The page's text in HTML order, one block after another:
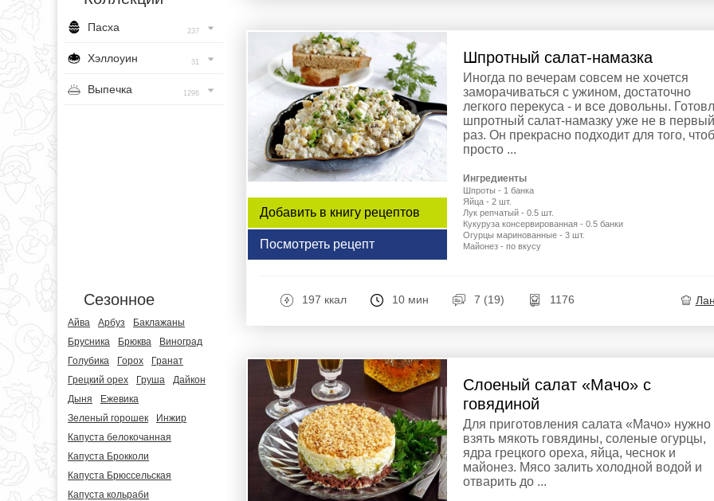
Пасха 237
Хэллоуин 31
Выпечка 1296
Сезонное
Айва Арбуз
Баклажаны
Брусника
Брюква
Виноград
Голубика
Горох
Гранат
Грецкий орех
Груша
Дайкон
Дыня
Ежевика
Зеленый горошек
Инжир
Капуста белокочанная
Капуста Брокколи
Капуста Брюссельская
Капуста кольраби
Добавить в книгу рецептов
Посмотреть рецепт
Шпротный салат-намазка
Иногда по вечерам совсем не хочется
заморачиваться с ужином, достаточно
легкого перекуса - и все довольны.
шпротный салат-намазку уже не в первый
раз. Он прекрасно подходит для того,
просто ...
Ингредиенты
Шпроты - 1 банка
Яйца - 2 шт.
Лук репчатый - 0.5 шт.
Кукуруза консервированная - 0.5 банки
Огурцы маринованные - 3 шт.
Майонез - по вкусу
197 ккал 10 мин 7 (19) 1176
Слоеный салат «Мачо» с
говядиной
Для приготовления салата «Мачо» нужно
взять мякоть говядины, соленые огурцы,
ядра грецкого ореха, яйца, чеснок и
майонез. Мясо залить холодной водой и
отварить до ...